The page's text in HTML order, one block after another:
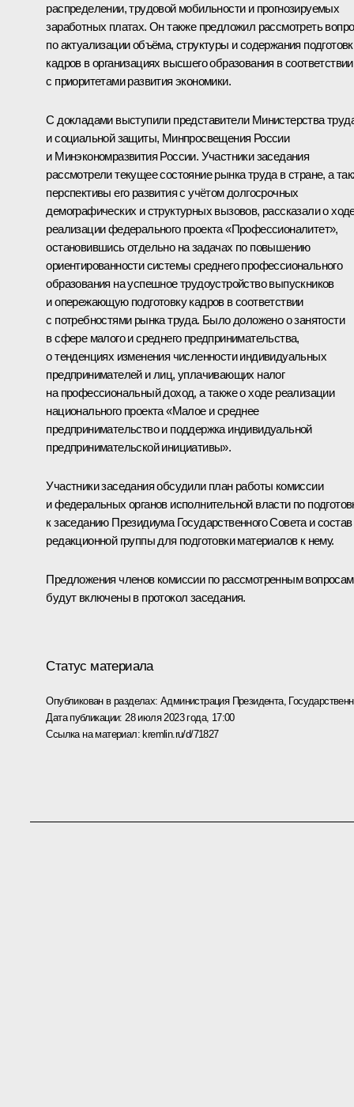
распределении, трудовой мобильности и прогнозируемых
заработных платах. Он также предложил рассмотреть
по актуализации объёма, структуры и содержания
кадров в организациях высшего образования в соответствии
с приоритетами развития экономики.
С докладами выступили представители Министерства
и социальной защиты, Минпросвещения России
и Минэкономразвития России. Участники заседания
рассмотрели текущее состояние рынка труда в стране, а
перспективы его развития с учётом долгосрочных
демографических и структурных вызовов, рассказали о
реализации федерального проекта «Профессионалитет»,
остановившись отдельно на задачах по повышению
ориентированности системы среднего профессионального
образования на успешное трудоустройство выпускников
и опережающую подготовку кадров в соответствии
с потребностями рынка труда. Было доложено о занятости
в сфере малого и среднего предпринимательства,
о тенденциях изменения численности индивидуальных
предпринимателей и лиц, уплачивающих налог
на профессиональный доход, а также о ходе реализации
национального проекта «Малое и среднее
предпринимательство и поддержка индивидуальной
предпринимательской инициативы».
Участники заседания обсудили план работы комиссии
и федеральных органов исполнительной власти по
к заседанию Президиума Государственного Совета и состав
редакционной группы для подготовки материалов к нему.
Предложения членов комиссии по рассмотренным вопросам
будут включены в протокол заседания.
Статус материала
Опубликован в разделах: Администрация Президента,
Дата публикации: 28 июля 2023 года, 17:00
Ссылка на материал: kremlin.ru/d/71827